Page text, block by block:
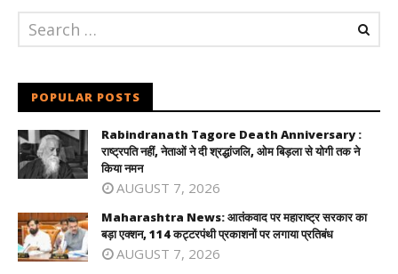
POPULAR POSTS
Rabindranath Tagore Death Anniversary :
राष्ट्रपति नहीं, नेताओं ने दी श्रद्धांजलि, ओम बिड़ला से योगी तक ने
किया नमन
AUGUST 7, 2026
Maharashtra News: आतंकवाद पर महाराष्ट्र सरकार का
बड़ा एक्शन, 114 कट्टरपंथी प्रकाशनों पर लगाया प्रतिबंध
AUGUST 7, 2026